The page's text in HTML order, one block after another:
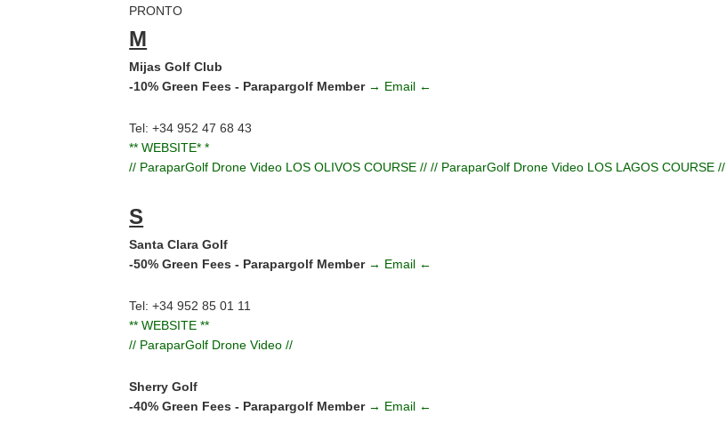
PRONTO
M
Mijas Golf Club
-10% Green Fees - Parapargolf Member → Email ←
Tel: +34 952 47 68 43
** WEBSITE* *
// ParaparGolf Drone Video LOS OLIVOS COURSE //// ParaparGolf Drone Video LOS LAGOS COURSE //
S
Santa Clara Golf
-50% Green Fees - Parapargolf Member → Email ←
Tel: +34 952 85 01 11
** WEBSITE **
// ParaparGolf Drone Video //
Sherry Golf
-40% Green Fees - Parapargolf Member → Email ←